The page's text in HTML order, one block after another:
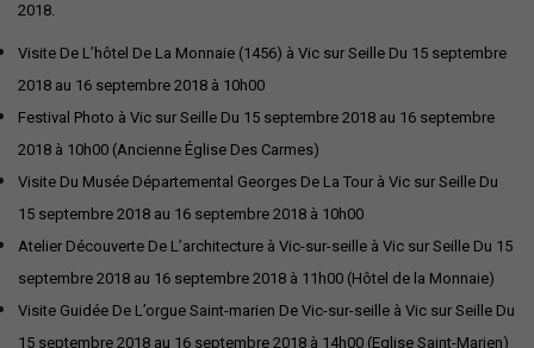
2018.
Visite De L’hôtel De La Monnaie (1456) à Vic sur Seille Du 15 septembre
2018 au 16 septembre 2018 à 10h00
Festival Photo à Vic sur Seille Du 15 septembre 2018 au 16 septembre
2018 à 10h00 (Ancienne Église Des Carmes)
Visite Du Musée Départemental Georges De La Tour à Vic sur Seille Du
15 septembre 2018 au 16 septembre 2018 à 10h00
Atelier Découverte De L’architecture à Vic-sur-seille à Vic sur Seille Du 15
septembre 2018 au 16 septembre 2018 à 11h00 (Hôtel de la Monnaie)
Visite Guidée De L’orgue Saint-marien De Vic-sur-seille à Vic sur Seille Du
15 septembre 2018 au 16 septembre 2018 à 14h00 (Eglise Saint-Marien)